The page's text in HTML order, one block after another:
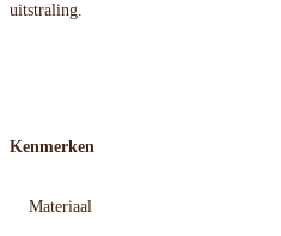
uitstraling.
Kenmerken
Materiaal